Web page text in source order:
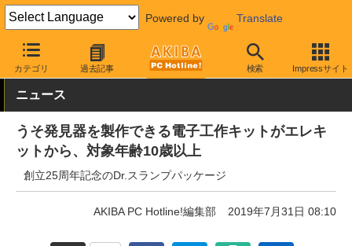
Powered by Translate
カテゴリ 過去記事 検索 Impressサイト
AKIBA PC Hotline! ガジェット 電子工作キット
ニュース
うそ発見器を製作できる電子工作キットがエレキ
ットから、対象年齢10歳以上
創立25周年記念のDr.スランプパッケージ
AKIBA PC Hotline!編集部 2019年7月31日 08:10